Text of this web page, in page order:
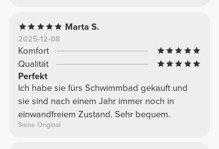
Marta S.
2025-12-08
Komfort
Qualität
Perfekt
Ich habe sie fürs Schwimmbad gekauft und
sie sind nach einem Jahr immer noch in
einwandfreiem Zustand. Sehr bequem.
Siehe Original